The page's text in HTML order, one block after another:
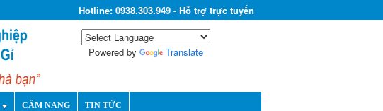
Hotline: 0938.303.949 - Hỗ trợ trực tuyến
Powered by Translate
CẨM NANG TIN TỨC